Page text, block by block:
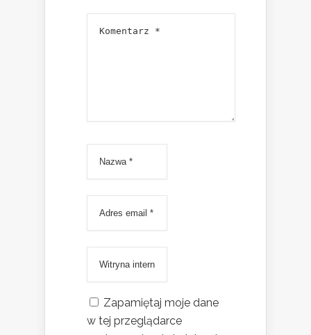
Zapamiętaj moje dane
w tej przeglądarce